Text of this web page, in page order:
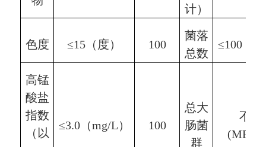
计）
色度 ≤15（度） 100
菌落
总数
≤100（
高锰
酸盐
指数
（以
≤3.0（mg/L） 100
总大
肠菌
群
不
(MPN/